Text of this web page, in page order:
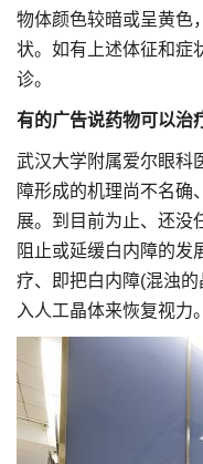
物体颜色较暗或呈黄色
状。如有上述体征和症
诊。
有的广告说药物可以治
武汉大学附属爱尔眼科
障形成的机理尚不名确
展。到目前为止、还没
阻止或延缓白内障的发
疗、即把白内障(混浊
入人工晶体来恢复视力。